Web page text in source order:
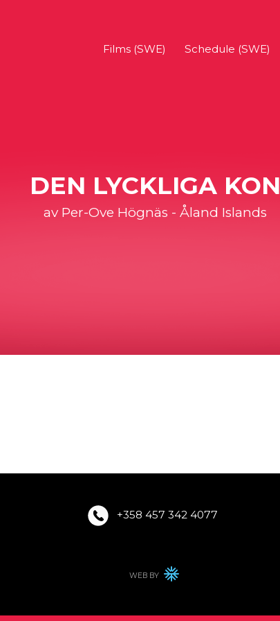
Films (SWE)
Schedule (SWE)
DEN LYCKLIGA KON
av Per-Ove Högnäs - Åland Islands
+358 457 342 4077
WEB BY